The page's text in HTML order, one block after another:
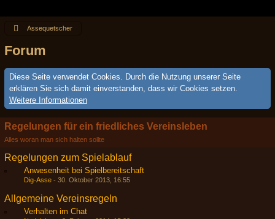
Assequetscher
Forum
Diese Seite verwendet Cookies. Durch die Nutzung unserer Seite
erklären Sie sich damit einverstanden, dass wir Cookies setzen.
Weitere Informationen
Regelungen für ein friedliches Vereinsleben
Alles woran man sich halten sollte
Regelungen zum Spielablauf
Anwesenheit bei Spielbereitschaft
Dig-Asse - 30. Oktober 2013, 16:55
Allgemeine Vereinsregeln
Verhalten im Chat